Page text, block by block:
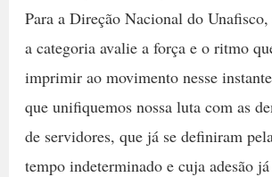
Para a Direção Nacional do Unafisco,
a categoria avalie a força e o ritmo
imprimir ao movimento nesse
que unifiquemos nossa luta com as
de servidores, que já se definiram
tempo indeterminado e cuja adesão